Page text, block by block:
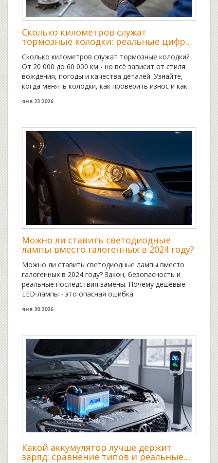
Сколько километров служат
тормозные колодки: реальные цифры
и факторы износа
Сколько километров служат тормозные колодки?
От 20 000 до 60 000 км - но всё зависит от стиля
вождения, погоды и качества деталей. Узнайте,
когда менять колодки, как проверить износ и как
янв 23 2026
Можно ли ставить светодиодные
лампы вместо галогенных в 2024 году?
Можно ли ставить светодиодные лампы вместо
галогенных в 2024 году? Закон, безопасность и
реальные последствия замены. Почему дешёвые
LED-лампы - это опасная ошибка.
янв 20 2026
Какой аккумулятор лучше держит
заряд: сравнение типов и реальные